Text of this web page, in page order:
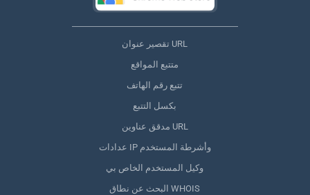
تقصير عنوان URL
متتبع المواقع
تتبع رقم الهاتف
بكسل التتبع
مدقق عناوين URL
عدادات IP وأشرطة المستخدم
وكيل المستخدم الخاص بي
البحث عن نطاق WHOIS